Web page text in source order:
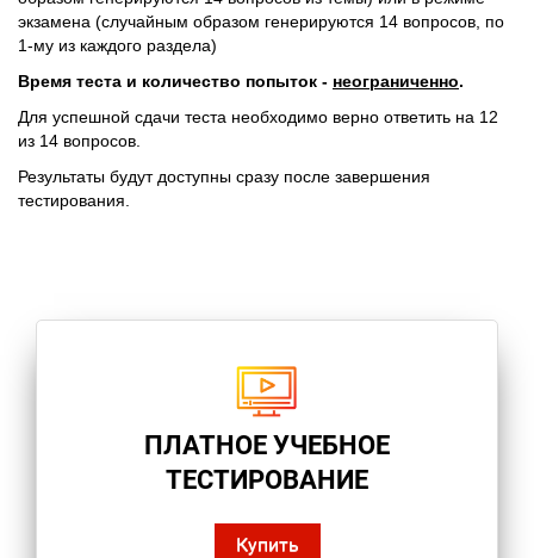
экзамена (случайным образом генерируются 14 вопросов, по
1-му из каждого раздела)
Время теста и количество попыток - неограниченно.
Для успешной сдачи теста необходимо верно ответить на 12
из 14 вопросов.
Результаты будут доступны сразу после завершения
тестирования.
ПЛАТНОЕ УЧЕБНОЕ
ТЕСТИРОВАНИЕ
Купить